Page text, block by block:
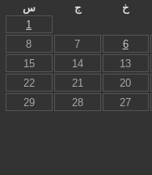
خ ج
س
1
6
7
8
13
14
15
20
21
22
27
28
29